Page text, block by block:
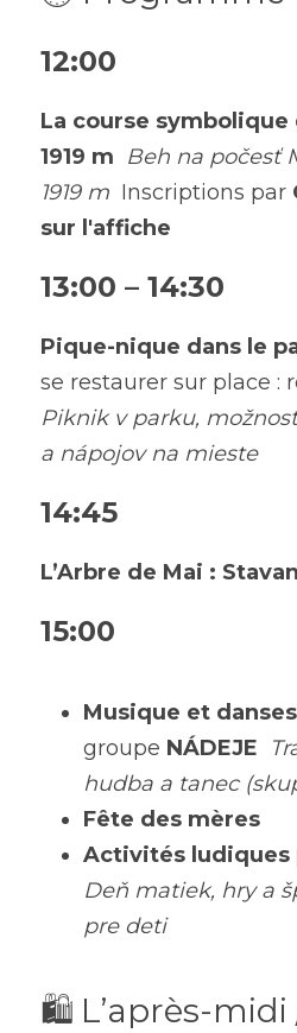
12:00
La course symbolique
1919 m Beh na počesť
1919 m
  Inscriptions par
sur l'affiche
13:00 – 14:30
Pique-nique dans le
se restaurer sur place :
Piknik v parku,
a nápojov na mieste
14:45
L’Arbre de Mai :
15:00
Musique et
groupe NÁDEJE
hudba a tanec
Fête des mères
Activités ludiques
Deň matiek, hry a
pre deti
🛍️ L’après-midi